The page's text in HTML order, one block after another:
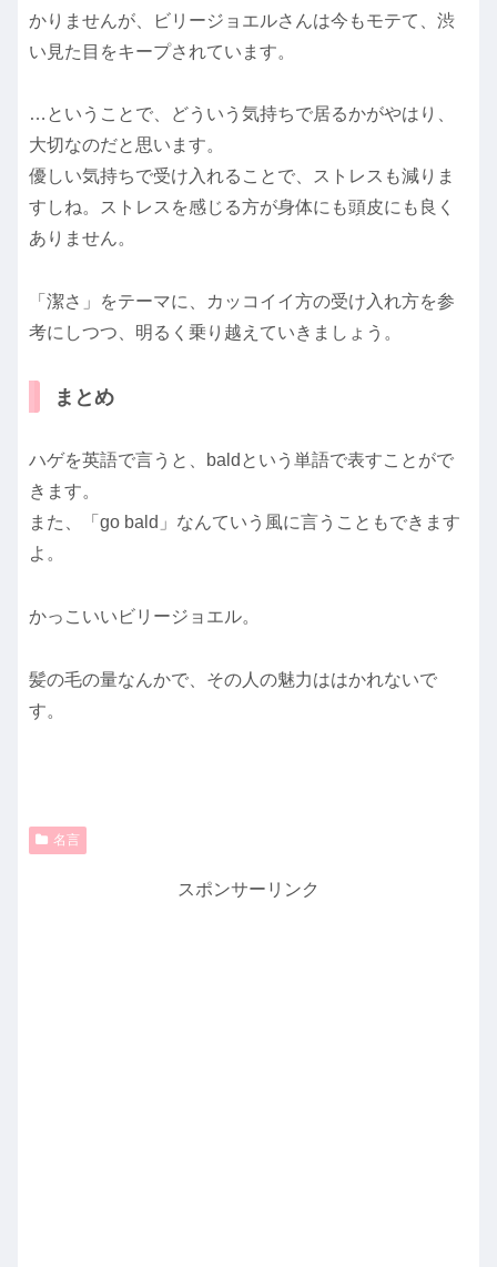
かりませんが、ビリージョエルさんは今もモテて、渋
い見た目をキープされています。
…ということで、どういう気持ちで居るかがやはり、
大切なのだと思います。
優しい気持ちで受け入れることで、ストレスも減りま
すしね。ストレスを感じる方が身体にも頭皮にも良く
ありません。
「潔さ」をテーマに、カッコイイ方の受け入れ方を参
考にしつつ、明るく乗り越えていきましょう。
まとめ
ハゲを英語で言うと、baldという単語で表すことがで
きます。
また、「go bald」なんていう風に言うこともできます
よ。
かっこいいビリージョエル。
髪の毛の量なんかで、その人の魅力ははかれないで
す。
名言
スポンサーリンク